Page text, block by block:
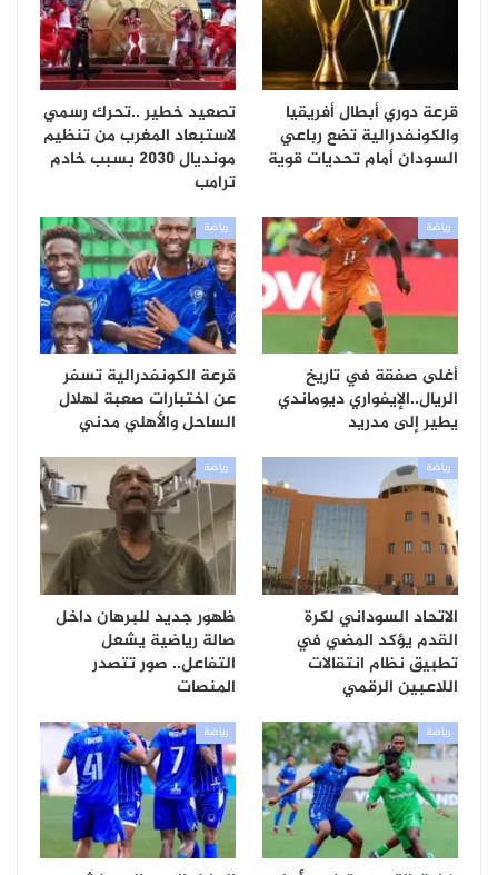
قرعة دوري أبطال أفريقيا
والكونفدرالية تضع رباعي
السودان أمام تحديات قوية
تصعيد خطير ..تحرك رسمي
لاستبعاد المغرب من تنظيم
مونديال 2030 بسبب خادم
ترامب
رياضة
أغلى صفقة في تاريخ
الريال..الإيفواري ديوماندي
يطير إلى مدريد
رياضة
قرعة الكونفدرالية تسفر
عن اختبارات صعبة لهلال
الساحل والأهلي مدني
رياضة
الاتحاد السوداني لكرة
القدم يؤكد المضي في
تطبيق نظام انتقالات
اللاعبين الرقمي
رياضة
ظهور جديد للبرهان داخل
صالة رياضية يشعل
التفاعل.. صور تتصدر
المنصات
رياضة رياضة